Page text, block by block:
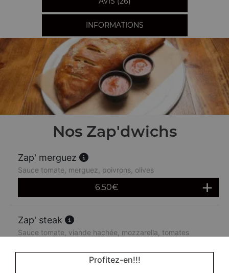
INFORMATIONS
Nos Zap'dwichs
Zap' merguez
Sauce tomate, merguez, poivrons, olives
6.50€
Zap' steak
Sauce tomate, viande hachée, mozzarella, tomates
6.50€
Profitez-en!!!